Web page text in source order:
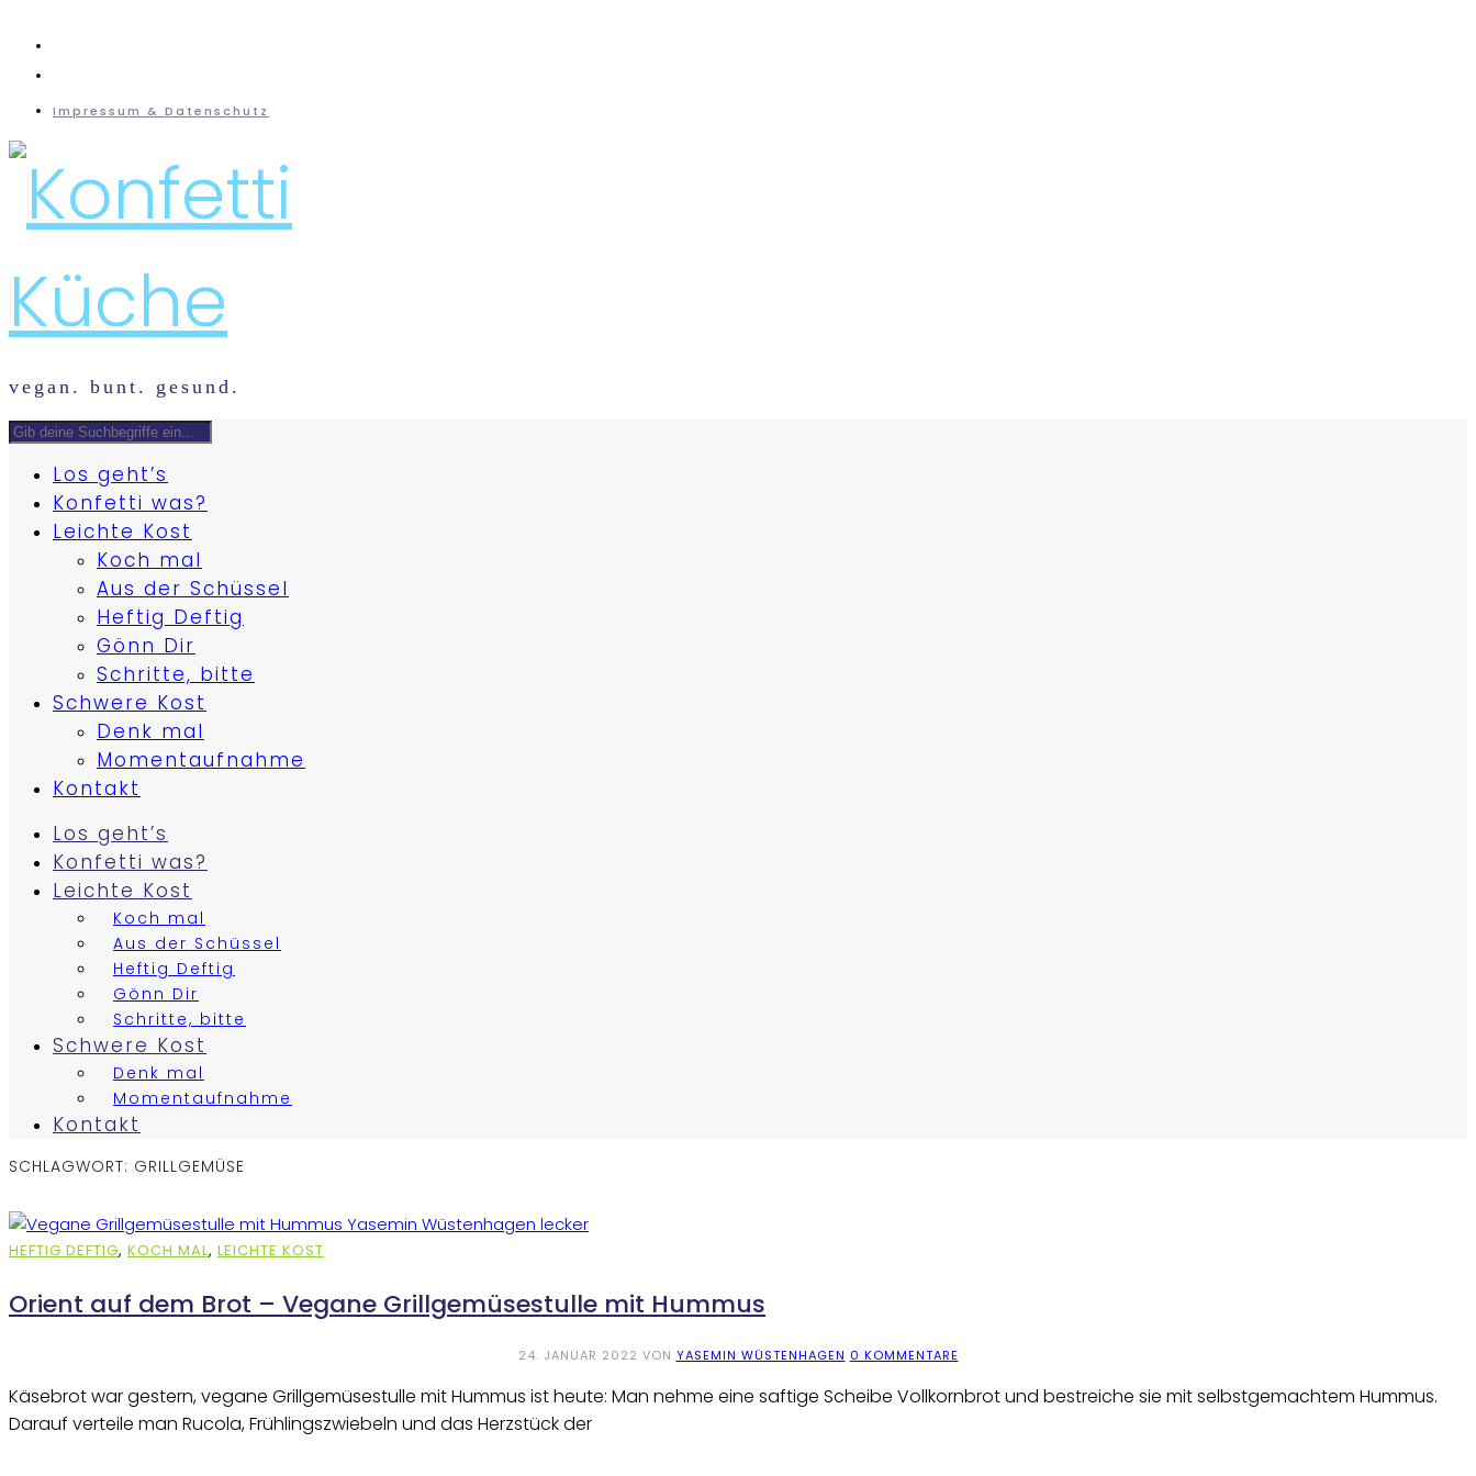
Impressum & Datenschutz
vegan. bunt. gesund.
Los geht’s
Konfetti was?
Leichte Kost
Koch mal
Aus der Schüssel
Heftig Deftig
Gönn Dir
Schritte, bitte
Schwere Kost
Denk mal
Momentaufnahme
Kontakt
Los geht’s
Konfetti was?
Leichte Kost
Koch mal
Aus der Schüssel
Heftig Deftig
Gönn Dir
Schritte, bitte
Schwere Kost
Denk mal
Momentaufnahme
Kontakt
SCHLAGWORT: GRILLGEMÜSE
HEFTIG DEFTIG, KOCH MAL, LEICHTE KOST
Orient auf dem Brot – Vegane Grillgemüsestulle mit Hummus
24. JANUAR 2022 VON YASEMIN WÜSTENHAGEN 0 KOMMENTARE
Käsebrot war gestern, vegane Grillgemüsestulle mit Hummus ist heute: Man nehme eine saftige Scheibe Vollkornbrot und bestreiche sie mit selbstgemachtem Hummus.
Darauf verteile man Rucola, Frühlingszwiebeln und das Herzstück der